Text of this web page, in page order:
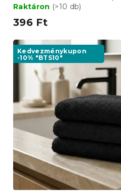
Raktáron (>10 db)
396 Ft
Kedvezménykupon
-10% "BTS10"